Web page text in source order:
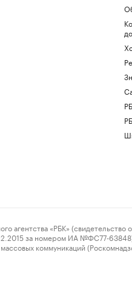
«РБК» (свидетельство
за номером ИА №ФС77-
коммуникаций